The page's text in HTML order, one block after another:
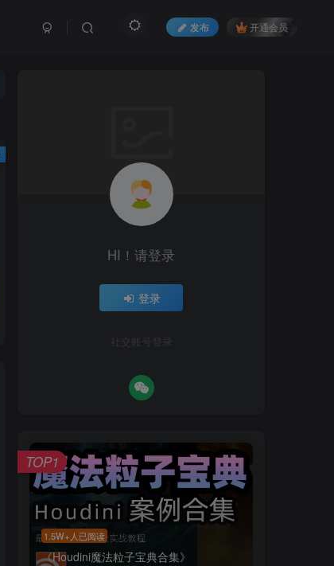
发布 开通会员
HI！请登录
登录
社交账号登录
1.5W+人已阅读
《Houdini魔法粒子宝典合集》
TOP1